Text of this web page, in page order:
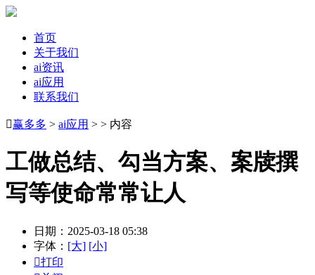
首页
关于我们
ai资讯
ai应用
联系我们
赢多多 > ai应用 > > 内容
工做总结、勾当方案、案牍撰
写等使命常常让人
日期：2025-03-18 05:38
字体： [大] [小]
打印